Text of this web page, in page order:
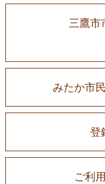
三鷹市
みたか市
登
ご利